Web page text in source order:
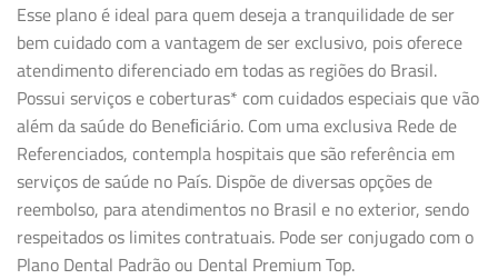
Esse plano é ideal para quem deseja a tranquilidade de ser
bem cuidado com a vantagem de ser exclusivo, pois oferece
atendimento diferenciado em todas as regiões do Brasil.
Possui serviços e coberturas* com cuidados especiais que vão
além da saúde do Beneﬁciário. Com uma exclusiva Rede de
Referenciados, contempla hospitais que são referência em
serviços de saúde no País. Dispõe de diversas opções de
reembolso, para atendimentos no Brasil e no exterior, sendo
respeitados os limites contratuais. Pode ser conjugado com o
Plano Dental Padrão ou Dental Premium Top.